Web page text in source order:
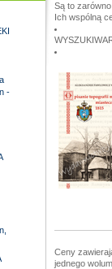
-
Są to
Ich wspólną
Ceny
jednego